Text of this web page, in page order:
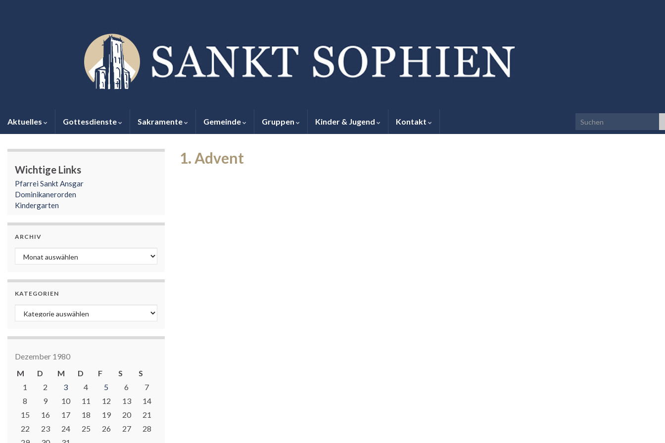
Aktuelles Gottesdienste Sakramente Gemeinde Gruppen Kinder & Jugend Kontakt Search for:
1. Advent
Wichtige Links
Pfarrei Sankt Ansgar
Dominikanerorden
Kindergarten
ARCHIV
Archiv
KATEGORIEN
Kategorien
Dezember 1980
M
D M D F S
S
1
2 3 4 5 6
7
8
9 10 11 12 13
14
15
16 17 18 19 20
21
22
23 24 25 26 27
28